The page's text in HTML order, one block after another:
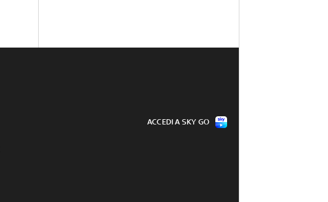
ACCEDI A SKY GO